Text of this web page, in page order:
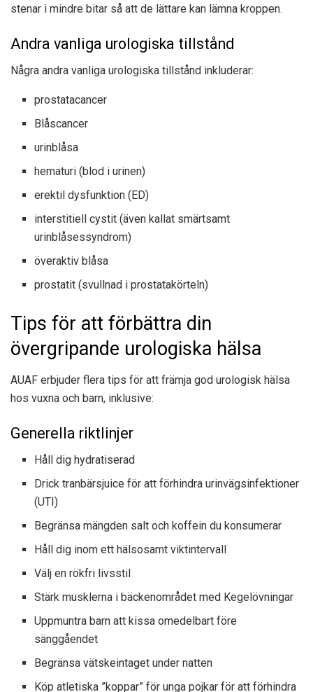
stenar i mindre bitar så att de lättare kan lämna kroppen.
Andra vanliga urologiska tillstånd
Några andra vanliga urologiska tillstånd inkluderar:
prostatacancer
Blåscancer
urinblåsa
hematuri (blod i urinen)
erektil dysfunktion (ED)
interstitiell cystit (även kallat smärtsamt
urinblåsessyndrom)
överaktiv blåsa
prostatit (svullnad i prostatakörteln)
Tips för att förbättra din
övergripande urologiska hälsa
AUAF erbjuder flera tips för att främja god urologisk hälsa
hos vuxna och barn, inklusive:
Generella riktlinjer
Håll dig hydratiserad
Drick tranbärsjuice för att förhindra urinvägsinfektioner
(UTI)
Begränsa mängden salt och koffein du konsumerar
Håll dig inom ett hälsosamt viktintervall
Välj en rökfri livsstil
Stärk musklerna i bäckenområdet med Kegelövningar
Uppmuntra barn att kissa omedelbart före
sänggåendet
Begränsa vätskeintaget under natten
Köp atletiska ”koppar” för unga pojkar för att förhindra